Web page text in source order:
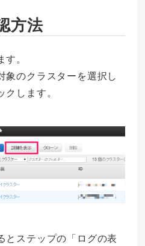
方法
。
象のクラスターを選択し
クします。
とステップの「ログの表